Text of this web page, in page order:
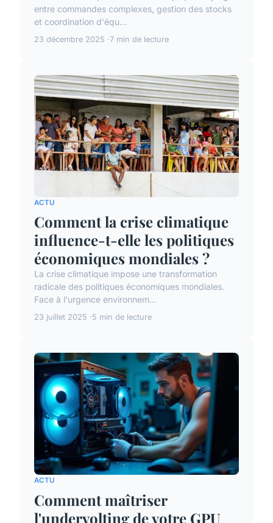
entre commandes complexes, gestion des stocks
et coordination d'équ...
23 décembre 2025 7 min de lecture
ACTU
Comment la crise climatique
influence-t-elle les politiques
économiques mondiales ?
La crise climatique impose une transformation
radicale des politiques économiques mondiales.
Face à l'urgence environnem...
23 juillet 2025 5 min de lecture
ACTU
Comment maîtriser
l'undervolting de votre GPU